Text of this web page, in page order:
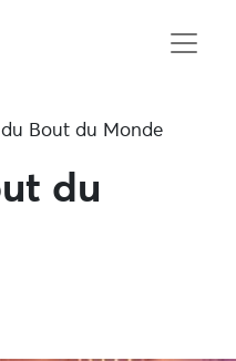
du Bout du Monde
du